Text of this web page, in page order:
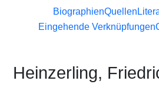
BiographienQuellen
Eingehende Verknüpfungen
Heinzerling,